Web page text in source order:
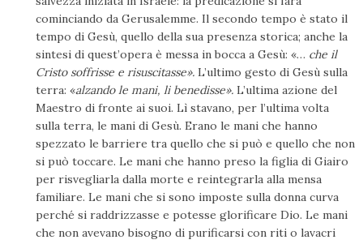
cominciando da Gerusalemme. Il secondo tempo è stato il
tempo di Gesù, quello della sua presenza storica; anche la
sintesi di quest’opera è messa in boc­ca a Gesù: «… che il
Cristo soffrisse e risuscitasse». L’ultimo ge­sto di Gesù sulla
terra: «alzando le mani, li benedisse». L’ultima azione del
Maestro di fronte ai suoi. Lì stavano, per l’ultima vol­ta
sulla terra, le mani di Gesù. Erano le mani che hanno
spezza­to le barriere tra quello che si può e quello che non
si può toc­care. Le mani che hanno preso la figlia di Giairo
per risvegliarla dalla morte e reintegrarla alla mensa
familiare. Le mani che si sono imposte sulla donna curva
perché si raddrizzasse e potesse glorificare Dio. Le mani
che non avevano bisogno di purificarsi con riti o lavacri